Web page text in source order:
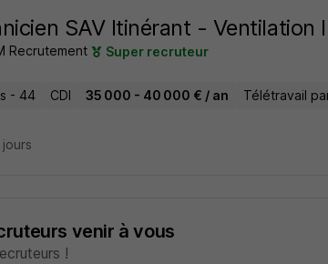
SAV Itinérant - Ventilation
Recrutement Super recruteur
- 44 CDI 35 000 - 40 000 € / an Télétravail
venir à vous
!